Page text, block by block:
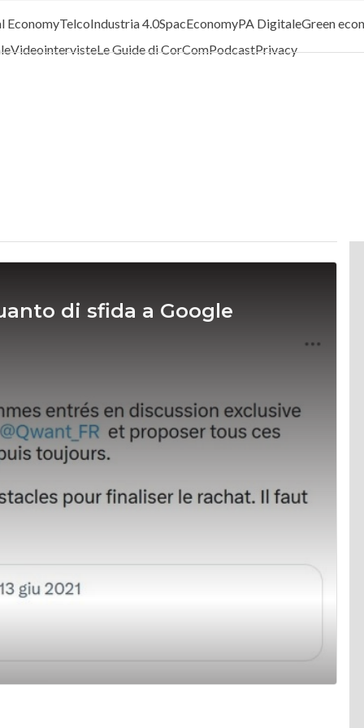
EconomyTelcoIndustria 4.0SpacEconomyPA DigitaleGreen
VideointervisteLe Guide di CorComPodcastPrivacy
di sfida a Google